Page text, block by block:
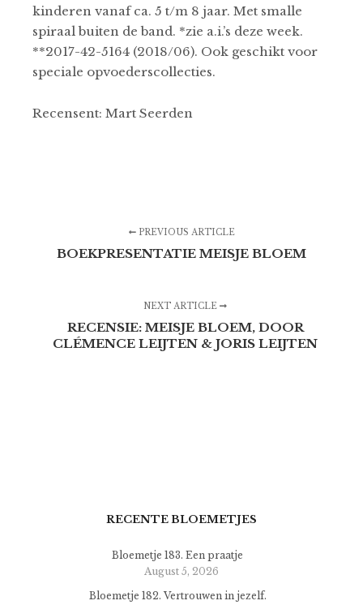
kinderen vanaf ca. 5 t/m 8 jaar. Met smalle
spiraal buiten de band. *zie a.i.’s deze week.
**2017-42-5164 (2018/06). Ook geschikt voor
speciale opvoederscollecties.
Recensent: Mart Seerden
PREVIOUS ARTICLE
BOEKPRESENTATIE MEISJE BLOEM
NEXT ARTICLE
RECENSIE: MEISJE BLOEM, DOOR
CLÉMENCE LEIJTEN & JORIS LEIJTEN
RECENTE BLOEMETJES
Bloemetje 183. Een praatje
August 5, 2026
Bloemetje 182. Vertrouwen in jezelf.